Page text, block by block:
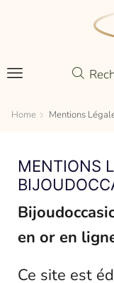
Home Mentions
MENTIONS
en or en
Ce site est